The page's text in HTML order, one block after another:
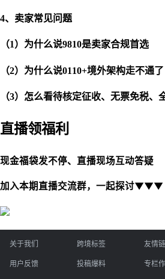
4、卖家常见问题
（1）为什么说9810是卖家合规首选
（2）为什么说0110+境外架构走不通了
（3）怎么看待核定征收、无票免税、
直播领福利
现金福袋发不停、直播现场互动答疑
加入本期直播交流群，一起探讨▼▼▼
关于我们 跨境标签 友情
用户反馈 投稿爆料 专栏